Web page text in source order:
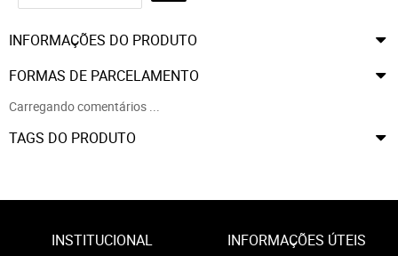
INFORMAÇÕES DO PRODUTO
FORMAS DE PARCELAMENTO
Carregando comentários ...
TAGS DO PRODUTO
INSTITUCIONAL INFORMAÇÕES ÚTEIS